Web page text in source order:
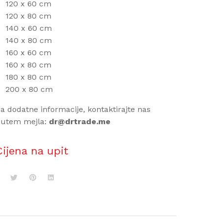
120 x 60 cm
120 x 80 cm
140 x 60 cm
140 x 80 cm
160 x 60 cm
160 x 80 cm
180 x 80 cm
200 x 80 cm
dodatne informacije, kontaktirajte nas
mejla: dr@drtrade.me
na upit